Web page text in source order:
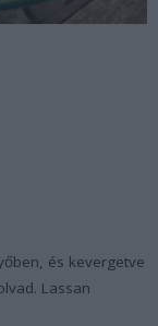
és kevergetve
Lassan